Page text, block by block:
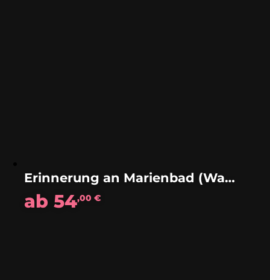
Erinnerung an Marienbad (Walzer)
ab54,00€